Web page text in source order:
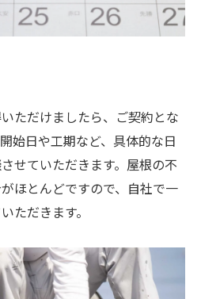
ただけましたら、ご契約とな
始日や工期など、具体的な日
せていただきます。屋根の不
ほとんどですので、自社で一
ただきます。